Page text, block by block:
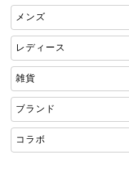
メンズ
レディース
雑貨
ブランド
コラボ